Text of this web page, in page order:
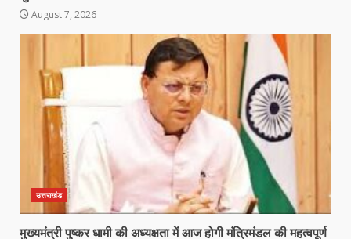
August 7, 2026
उत्तराखंड
मुख्यमंत्री पुष्कर धामी की अध्यक्षता में आज होगी मंत्रिमंडल की महत्वपूर्ण